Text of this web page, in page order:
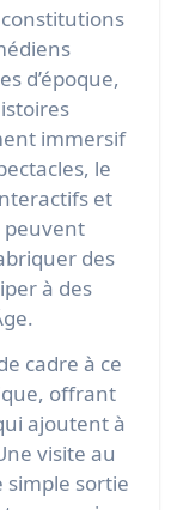
d’époque,
immersif
le
et
peuvent
des
à des
cadre à ce
offrant
ajoutent à
visite au
simple sortie